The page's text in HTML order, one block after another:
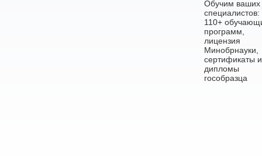
Обучим ваших
специалистов:
110+
программ,
лицензия
Минобрнауки,
сертификаты и
дипломы
гособразца